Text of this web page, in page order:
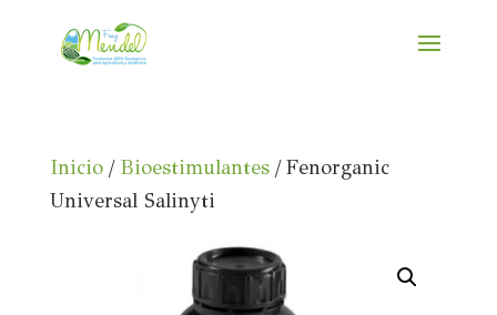
Inicio/ Bioestimulantes/ Fenorganic
Universal Salinyti